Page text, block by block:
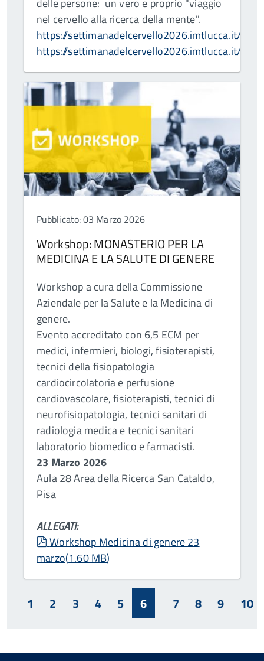
delle persone: un vero e proprio "viaggio
nel cervello alla ricerca della mente".
https://settimanadelcervello2026.imtlucca.it/
https://settimanadelcervello2026.imtlucca.it/
Pubblicato: 03 Marzo 2026
Workshop: MONASTERIO PER LA
MEDICINA E LA SALUTE DI GENERE
Workshop a cura della Commissione
Aziendale per la Salute e la Medicina di
genere.
Evento accreditato con 6,5 ECM per
medici, infermieri, biologi, fisioterapisti,
tecnici della fisiopatologia
cardiocircolatoria e perfusione
cardiovascolare, fisioterapisti, tecnici di
neurofisiopatologia, tecnici sanitari di
radiologia medica e tecnici sanitari
laboratorio biomedico e farmacisti.
23 Marzo 2026
Aula 28 Area della Ricerca San Cataldo,
Pisa
ALLEGATI:
pdf
Workshop Medicina di genere 23
marzo(1.60 MB)
1 2 3 4 5 6 7 8 9 10